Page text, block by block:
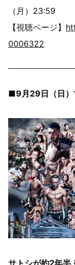
（月）23:59
【視聴ページ】
0006322
■9月29日（日）
サトシが約2年半